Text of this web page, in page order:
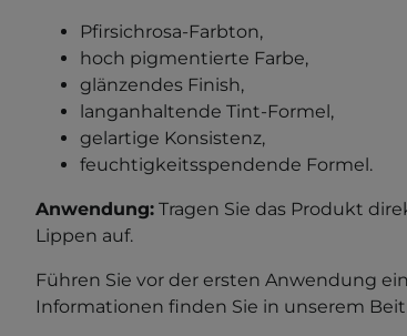
Pfirsichrosa-Farbton,
hoch pigmentierte Farbe,
glänzendes Finish,
langanhaltende Tint-Formel,
gelartige Konsistenz,
feuchtigkeitsspendende Formel.
Anwendung: Tragen Sie das Produkt
Lippen auf.
Führen Sie vor der ersten Anwendung
Informationen finden Sie in unserem